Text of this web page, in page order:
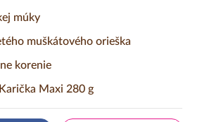
múky
muškátového orieška
korenie
Maxi 280 g